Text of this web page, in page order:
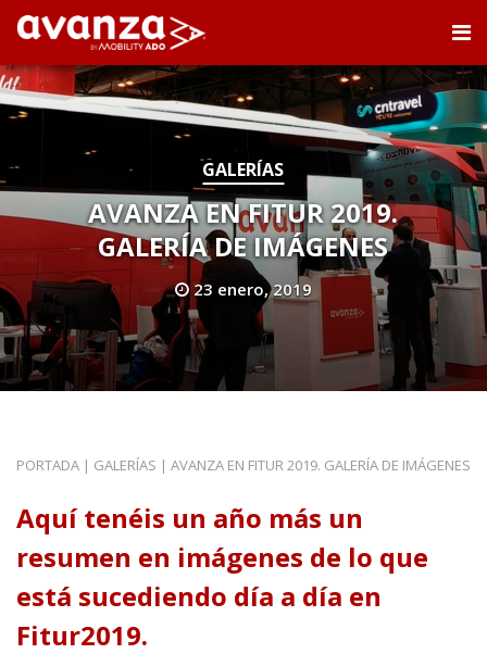
GALERÍAS
AVANZA EN FITUR 2019.
GALERÍA DE IMÁGENES
23 enero, 2019
PORTADA | GALERÍAS | AVANZA EN FITUR 2019. GALERÍA DE IMÁGENES
Aquí tenéis un año más un
resumen en imágenes de lo que
está sucediendo día a día en
Fitur2019.